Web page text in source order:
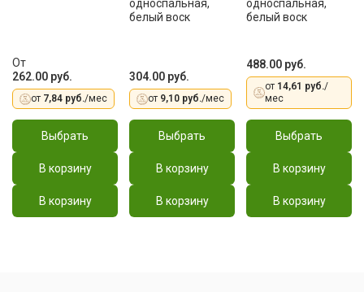
От
262.00 руб.
от 7,84 руб./мес
Выбрать
В корзину
В корзину
односпальная,
белый воск
304.00 руб.
от 9,10 руб./мес
Выбрать
В корзину
В корзину
односпальная,
белый воск
488.00 руб.
от 14,61 руб./
мес
Выбрать
В корзину
В корзину